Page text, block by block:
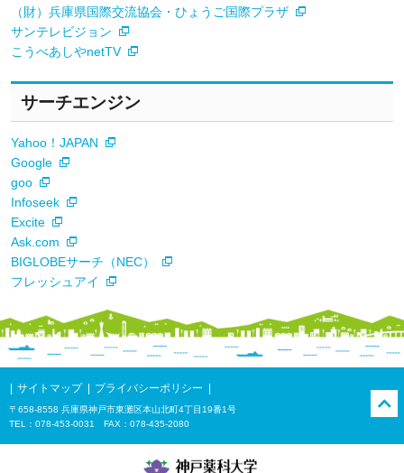
（財）兵庫県国際交流協会・ひょうご国際プラザ
サンテレビジョン
こうべあしやnetTV
サーチエンジン
Yahoo！JAPAN
Google
goo
Infoseek
Excite
Ask.com
BIGLOBEサーチ（NEC）
フレッシュアイ
サイトマップ プライバシーポリシー
〒658-8558 兵庫県神戸市東灘区本山北町4丁目19番1号
TEL：078-453-0031 FAX：078-435-2080